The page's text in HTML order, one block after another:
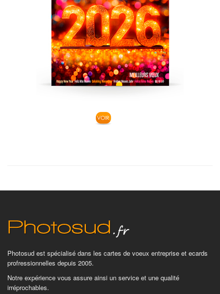
Photosud est spécialisé dans les cartes de voeux entreprise et ecards
profressionnelles depuis 2005.
Notre expérience vous assure ainsi un service et une qualité
irréprochables.